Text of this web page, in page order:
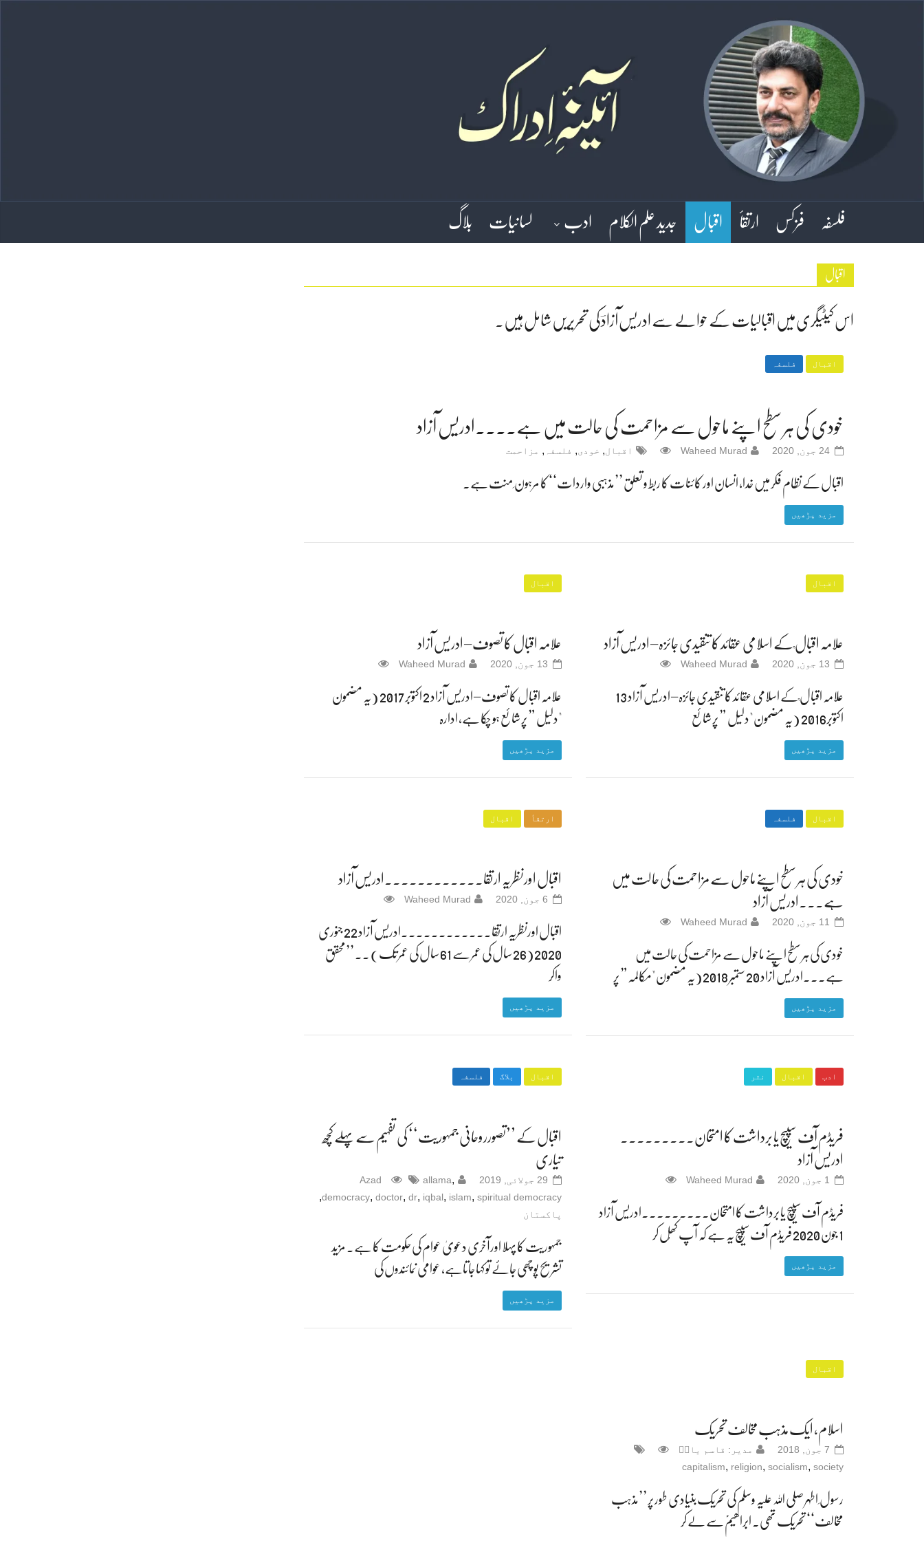
فلسفہ فزکس ارتقأ اقبال جدید علم الکلام ادب لسانیات بلاگ
اقبال
اس کیٹیگری میں اقبالیات کے حوالے سے ادریس آزادؔ کی تحریریں شامل ہیں۔
اقبال فلسفہ
خودی کی ہر سطح اپنے ماحول سے مزاحمت کی حالت میں ہے۔۔۔۔ادریس آزاد
24 جون, 2020 Waheed Murad اقبال, خودی, فلسفہ , مزاحمت
اقبال کے نظام فکر میں خدا، انسان اور کائنات کا ربط و تعلق ’’مذہبی واردات‘‘ کا مرہون ِ منت ہے۔
مزید پڑھیں
اقبال
علامہ اقبال ؒ کے اسلامی عقائد کا تنقیدی جائزہ – ادریس آزاد
13 جون, 2020 Waheed Murad
علامہ اقبال ؒ کے اسلامی عقائد کا تنقیدی جائزہ – ادریس آزاد 13
اکتوبر2016 (یہ مضمون "دلیل ” پر شائع
مزید پڑھیں
اقبال
علامہ اقبال کا تصوف – ادریس آزاد
13 جون, 2020 Waheed Murad
علامہ اقبال کا تصوف – ادریس آزاد 2 اکتوبر 2017 (یہ مضمون
"دلیل ” پر شائع ہو چکا ہے، ادارہ
مزید پڑھیں
اقبال فلسفہ
خودی کی ہر سطح اپنے ماحول سے مزاحمت کی حالت میں
ہے۔۔۔ادریس آزاد
11 جون, 2020 Waheed Murad
خودی کی ہر سطح اپنے ماحول سے مزاحمت کی حالت میں
ہے۔۔۔ادریس آزاد 20 ستمبر 2018 (یہ مضمون "مکالمہ” پر
مزید پڑھیں
ارتقأ اقبال
اقبال اورنظریہ ارتقا۔۔۔۔۔۔۔۔۔۔۔۔ادریس آزاد
6 جون, 2020 Waheed Murad
اقبال اورنظریہ ارتقا۔۔۔۔۔۔۔۔۔۔۔۔ادریس آزاد 22 جنوری
2020 (26 سال کی عمر سے 61 سال کی عمر تک) ۔۔ ’’محقق
واکر
مزید پڑھیں
ادب اقبال نثر
فریڈم آف سپیچ یا برداشت کا امتحان۔۔۔۔۔۔۔۔۔
ادریس آزاد
1 جون, 2020 Waheed Murad
فریڈم آف سپیچ یا برداشت کا امتحان۔۔۔۔۔۔۔۔۔ادریس آزاد
1 جون 2020 فریڈم آف سپیچ یہ ہے کہ آپ کھُل کر
مزید پڑھیں
اقبال بلاگ فلسفہ
اقبال کے ’’تصورروحانی جمہوریت‘‘ کی تفہیم سے پہلے کچھ
تیاری
29 جولائی, 2019 Azad allama,
democracy, doctor, dr, iqbal, islam, spiritual democracy
,
پاکستان
جمہوریت کا پہلا اورآخری دعویٰ عوام کی حکومت کا ہے۔ مزید
تشریح پوچھی جائے تو کہا جاتاہے، عوامی نمائندوں کی
مزید پڑھیں
اقبال
اسلام، ایک مذہب مخالف تحریک
7 جون, 2018
مدیر: قاسم یادؔ
capitalism, religion, socialism, society
رسول ِ اطہر صلی اللہ علیہ وسلم کی تحریک بنیادی طور پر ’’مذہب
مخالف‘‘ تحریک تھی۔ ابراھیمؑ سے لے کر